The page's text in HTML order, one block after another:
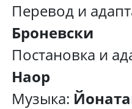
Перевод и
Броневски
Постановка и
Наор
Музыка: